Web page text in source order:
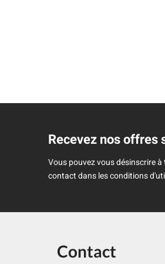
Recevez nos offres
Vous pouvez vous désinscrire
contact dans les conditions
Contact